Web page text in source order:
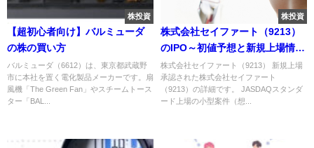
株投資
【超初心者向け】バルミューダ
の株の買い方
バルミューダ（6612）は、東京都武蔵野
市に本社を置く電化製品メーカーです。扇
風機「The Green Fan」やスチームトース
ター「BAL...
株投資
株式会社セイファート（9213）
のIPO～初値予想と新規上場情報
～
株式会社セイファート（9213） 新規上場
承認された株式会社セイファート
（9213）の詳細です。 JASDAQスタンダ
ード上場の小型案件（想...